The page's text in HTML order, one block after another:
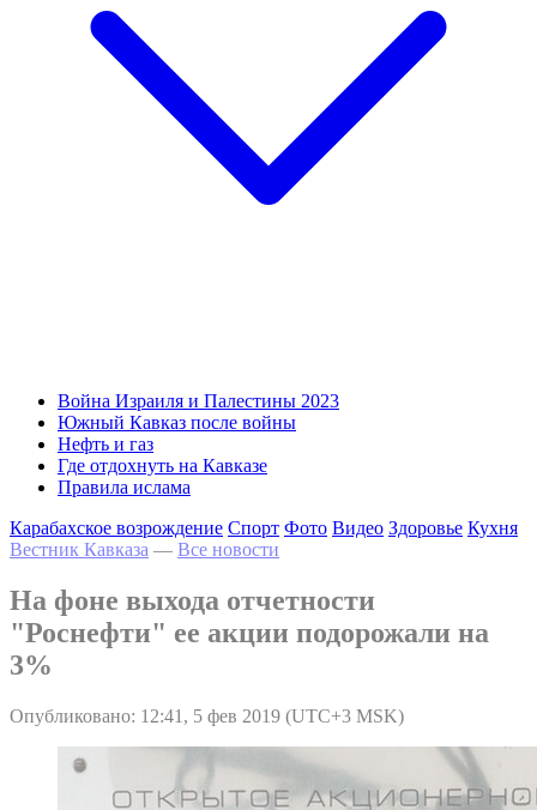
Война Израиля и Палестины 2023
Южный Кавказ после войны
Нефть и газ
Где отдохнуть на Кавказе
Правила ислама
Карабахское возрождение Спорт Фото Видео Здоровье Кухня
Вестник Кавказа — Все новости
На фоне выхода отчетности
"Роснефти" ее акции подорожали на
3%
Опубликовано: 12:41, 5 фев 2019 (UTC+3 MSK)